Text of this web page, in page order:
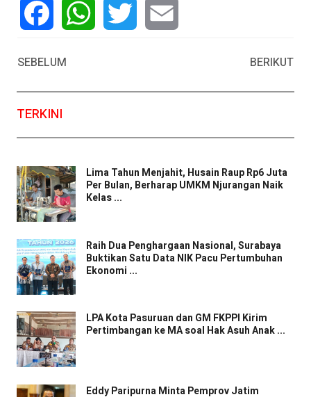
SEBELUM
BERIKUT
TERKINI
Lima Tahun Menjahit, Husain Raup Rp6 Juta
Per Bulan, Berharap UMKM Njurangan Naik
Kelas ...
Raih Dua Penghargaan Nasional, Surabaya
Buktikan Satu Data NIK Pacu Pertumbuhan
Ekonomi ...
LPA Kota Pasuruan dan GM FKPPI Kirim
Pertimbangan ke MA soal Hak Asuh Anak ...
Eddy Paripurna Minta Pemprov Jatim